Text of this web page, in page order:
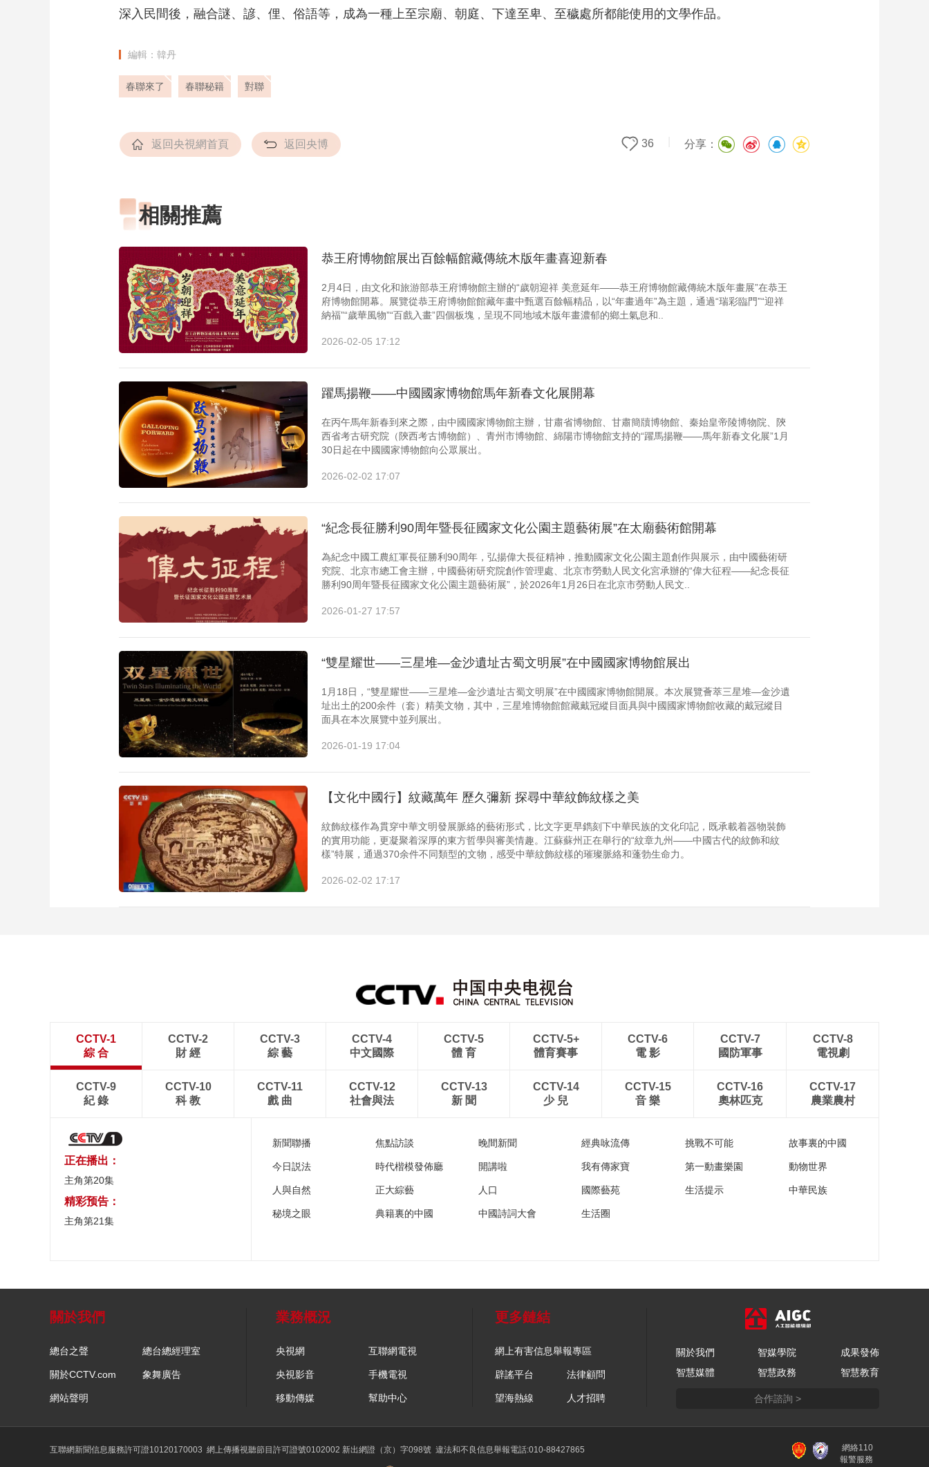
深入民間後，融合謎、諺、俚、俗語等，成為一種上至宗廟、朝庭、下達至卑、至穢處所都能使用的文學作品。
編輯：韓丹
春聯來了 春聯秘籍 對聯
返回央視網首頁 返回央博 分享：
36
相關推薦
恭王府博物館展出百餘幅館藏傳統木版年畫喜迎新春
2月4日，由文化和旅游部恭王府博物館主辦的“歲朝迎祥 美意延年——恭王府博物館藏傳統木版年畫展”在恭王
府博物館開幕。展覽從恭王府博物館館藏年畫中甄選百餘幅精品，以“年畫過年”為主題，通過“瑞彩臨門”“迎祥
納福”“歲華風物”“百戲入畫”四個板塊，呈現不同地域木版年畫濃郁的鄉土氣息和..
2026-02-05 17:12
躍馬揚鞭——中國國家博物館馬年新春文化展開幕
在丙午馬年新春到來之際，由中國國家博物館主辦，甘肅省博物館、甘肅簡牘博物館、秦始皇帝陵博物院、陝
西省考古研究院（陝西考古博物館）、青州市博物館、綿陽市博物館支持的“躍馬揚鞭——馬年新春文化展”1月
30日起在中國國家博物館向公眾展出。
2026-02-02 17:07
“紀念長征勝利90周年暨長征國家文化公園主題藝術展”在太廟藝術館開幕
為紀念中國工農紅軍長征勝利90周年，弘揚偉大長征精神，推動國家文化公園主題創作與展示，由中國藝術研
究院、北京市總工會主辦，中國藝術研究院創作管理處、北京市勞動人民文化宮承辦的“偉大征程——紀念長征
勝利90周年暨長征國家文化公園主題藝術展”，於2026年1月26日在北京市勞動人民文..
2026-01-27 17:57
“雙星耀世——三星堆—金沙遺址古蜀文明展”在中國國家博物館展出
1月18日，“雙星耀世——三星堆—金沙遺址古蜀文明展”在中國國家博物館開展。本次展覽薈萃三星堆—金沙遺
址出土的200余件（套）精美文物，其中，三星堆博物館館藏戴冠縱目面具與中國國家博物館收藏的戴冠縱目
面具在本次展覽中並列展出。
2026-01-19 17:04
【文化中國行】紋藏萬年 歷久彌新 探尋中華紋飾紋樣之美
紋飾紋樣作為貫穿中華文明發展脈絡的藝術形式，比文字更早鐫刻下中華民族的文化印記，既承載着器物裝飾
的實用功能，更凝聚着深厚的東方哲學與審美情趣。江蘇蘇州正在舉行的“紋章九州——中國古代的紋飾和紋
樣”特展，通過370余件不同類型的文物，感受中華紋飾紋樣的璀璨脈絡和蓬勃生命力。
2026-02-02 17:17
CCTV-1
綜 合
CCTV-2
財 經
CCTV-3
綜 藝
CCTV-4
中文國際
CCTV-5
體 育
CCTV-5+
體育賽事
CCTV-6
電 影
CCTV-7
國防軍事
CCTV-8
電視劇
CCTV-9
紀 錄
CCTV-10
科 教
CCTV-11
戲 曲
CCTV-12
社會與法
CCTV-13
新 聞
CCTV-14
少 兒
CCTV-15
音 樂
CCTV-16
奧林匹克
CCTV-17
農業農村
正在播出：
主角第20集
精彩预告：
主角第21集
新聞聯播 焦點訪談 晚間新聞 經典咏流傳 挑戰不可能 故事裏的中國
今日説法 時代楷模發佈廳 開講啦 我有傳家寶 第一動畫樂園 動物世界
人與自然 正大綜藝 人口 國際藝苑 生活提示 中華民族
秘境之眼 典籍裏的中國 中國詩詞大會 生活圈
關於我們
總台之聲 總台總經理室
關於CCTV.com 象舞廣告
網站聲明
業務概況
央視網 互聯網電視
央視影音 手機電視
移動傳媒 幫助中心
更多鏈結
網上有害信息舉報專區
辟謠平台 法律顧問
望海熱線 人才招聘
關於我們 智媒學院
成果發佈
智慧媒體
智慧政務 智慧教育
合作諮詢 >
互聯網新聞信息服務許可證10120170003 網上傳播視聽節目許可證號0102002 新出網證（京）字098號 違法和不良信息舉報電話:010-88427865
網絡110
報警服務